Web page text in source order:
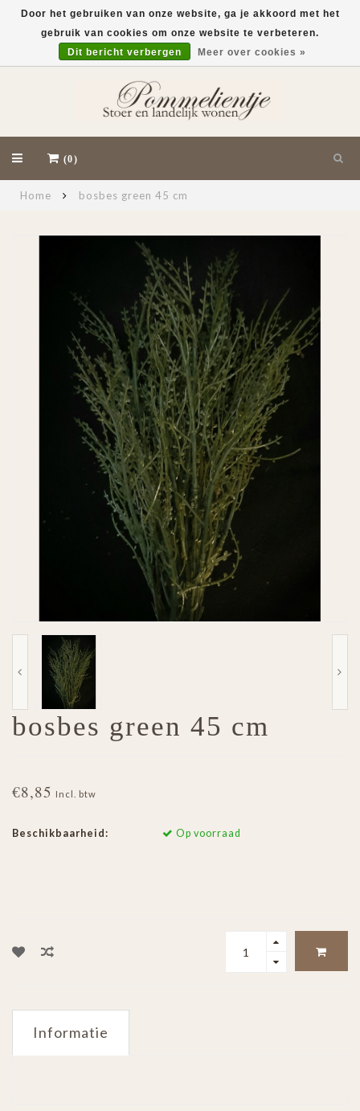
(0)
Home bosbes green 45 cm
bosbes green 45 cm
€8,85 Incl. btw
Beschikbaarheid: Op voorraad
Informatie
Door het gebruiken van onze website, ga je akkoord met het
gebruik van cookies om onze website te verbeteren.
Dit bericht verbergen
Meer over cookies »